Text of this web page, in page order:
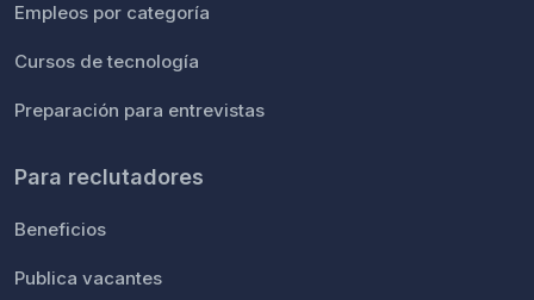
Empleos por categoría
Cursos de tecnología
Preparación para entrevistas
Para reclutadores
Beneficios
Publica vacantes